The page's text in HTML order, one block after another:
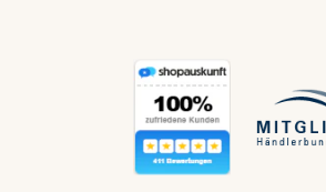
Hallo Koi &
Liebhaber,